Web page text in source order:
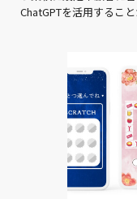
ChatGPTを活用すること